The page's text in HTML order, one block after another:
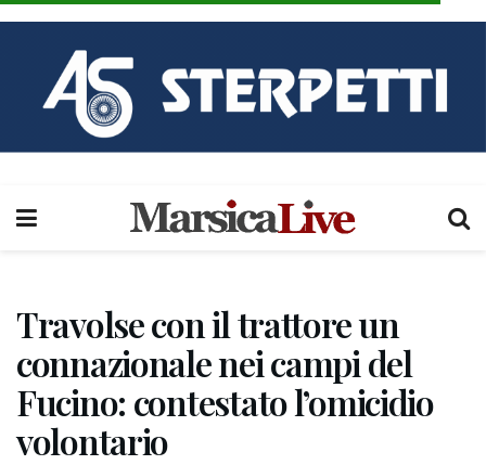
Travolse con il trattore un
connazionale nei campi del
Fucino: contestato l’omicidio
volontario